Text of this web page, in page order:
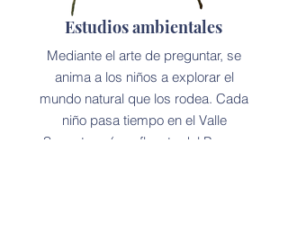
Estudios ambientales
Mediante el arte de preguntar, se
anima a los niños a explorar el
mundo natural que los rodea. Cada
niño pasa tiempo en el Valle
Soapstone (un afluente del Parque